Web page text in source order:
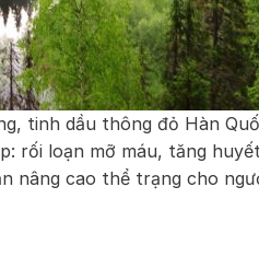
tinh dầu thông đỏ Hàn
rối loạn mỡ máu, tăng
nâng cao thể trạng cho